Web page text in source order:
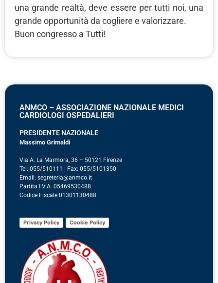
una grande realtà, deve essere per tutti noi, una
grande opportunità da cogliere e valorizzare.
Buon congresso a Tutti!
ANMCO – ASSOCIAZIONE NAZIONALE MEDICI
CARDIOLOGI OSPEDALIERI
PRESIDENTE NAZIONALE
Massimo Grimaldi
Via A. La Marmora, 36 – 50121 Firenze
Tel: 055/510111 | Fax: 055/5101350
Email: segreteria@anmco.it
Partita I.V.A. 05469530488
Codice Fiscale 01301130488
Privacy Policy Cookie Policy